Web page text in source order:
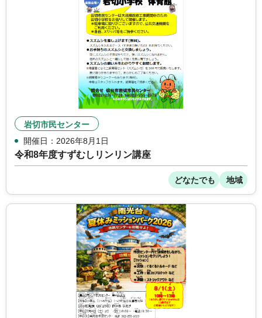
岩切市民センター
開催日：2026年8月1日
令和8年度すずむしリンリン講座
どなたでも 地域